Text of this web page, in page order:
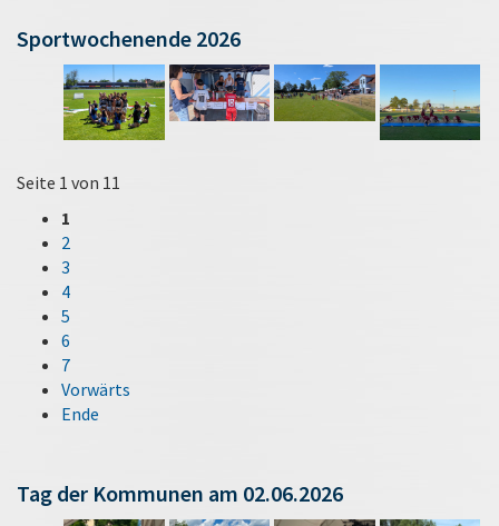
Sportwochenende 2026
Seite 1 von 11
1
2
3
4
5
6
7
Vorwärts
Ende
Tag der Kommunen am 02.06.2026